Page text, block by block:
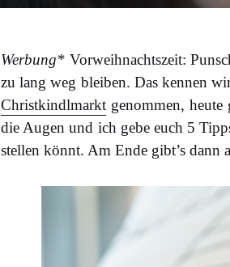
Werbung* Vorweihnachtszeit:
zu lang weg bleiben. Das kennen
Christkindlmarkt genommen,
die Augen und ich gebe euch 5
stellen könnt. Am Ende gibt’s dann